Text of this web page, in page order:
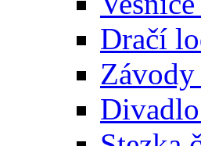
Dračí
Závody